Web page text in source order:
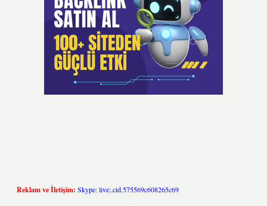
Reklam ve İletişim: Skype: live:.cid.575569c608265c69